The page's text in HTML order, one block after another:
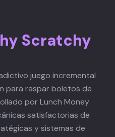
Scratchy
juego incremental
para raspar boletos de
por Lunch Money
satisfactorias de
y sistemas de